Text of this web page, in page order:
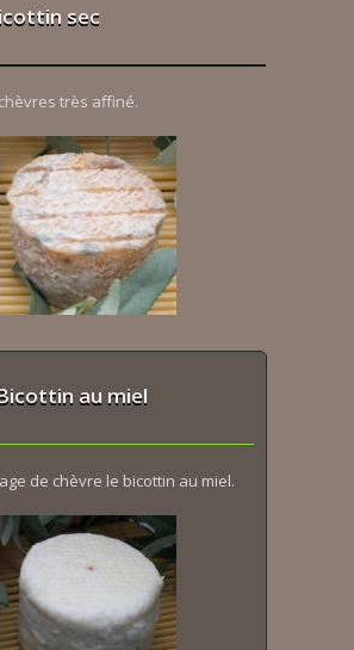
sec
très affiné.
au miel
de chèvre le bicottin au miel.